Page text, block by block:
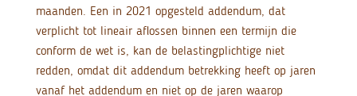
maanden. Een in 2021 opgesteld addendum, dat
verplicht tot lineair aflossen binnen een termijn die
conform de wet is, kan de belastingplichtige niet
redden, omdat dit addendum betrekking heeft op jaren
vanaf het addendum en niet op de jaren waarop